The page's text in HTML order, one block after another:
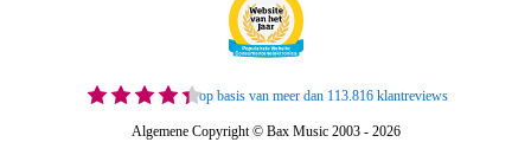
op basis van meer dan 113.816 klantreviews
Algemene Copyright © Bax Music 2003 - 2026